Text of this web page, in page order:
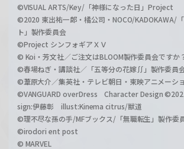
©VISUAL ARTS/Key/「神様になった日」Project
©2020 東出祐一郎・橘公司・NOCO/KADOKAWA/
ト」製作委員会
©Project シンフォギアＸＶ
© Koi・芳文社／ご注文はBLOOM製作委員会ですか
©春場ねぎ・講談社／「五等分の花嫁∬」製作委員
©葦原大介／集英社・テレビ朝日・東映アニメーシ
©VANGUARD overDress Character Design
sign:伊藤彰 illust:Kinema citrus/獣道
©理不尽な孫の手/MFブックス/「無職転生」製作委
©irodori ent post
© MARVEL